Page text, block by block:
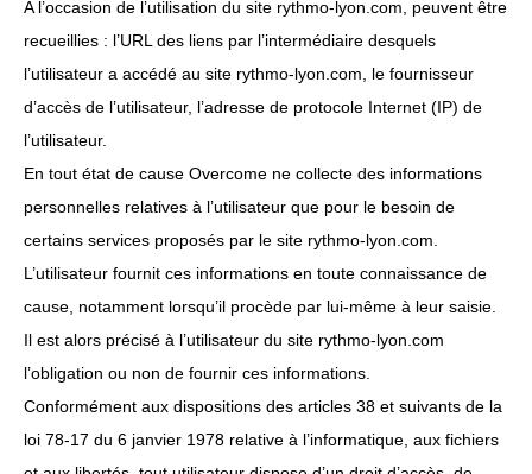
A l’occasion de l’utilisation du site rythmo-lyon.com, peuvent être
recueillies : l’URL des liens par l’intermédiaire desquels
l’utilisateur a accédé au site rythmo-lyon.com, le fournisseur
d’accès de l’utilisateur, l’adresse de protocole Internet (IP) de
l’utilisateur.
En tout état de cause Overcome ne collecte des informations
personnelles relatives à l’utilisateur que pour le besoin de
certains services proposés par le site rythmo-lyon.com.
L’utilisateur fournit ces informations en toute connaissance de
cause, notamment lorsqu’il procède par lui-même à leur saisie.
Il est alors précisé à l’utilisateur du site rythmo-lyon.com
l’obligation ou non de fournir ces informations.
Conformément aux dispositions des articles 38 et suivants de la
loi 78-17 du 6 janvier 1978 relative à l’informatique, aux fichiers